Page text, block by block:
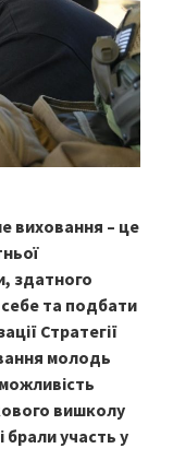
виховання – це
здатного
та подбати
Стратегії
молодь
вишколу
брали участь у